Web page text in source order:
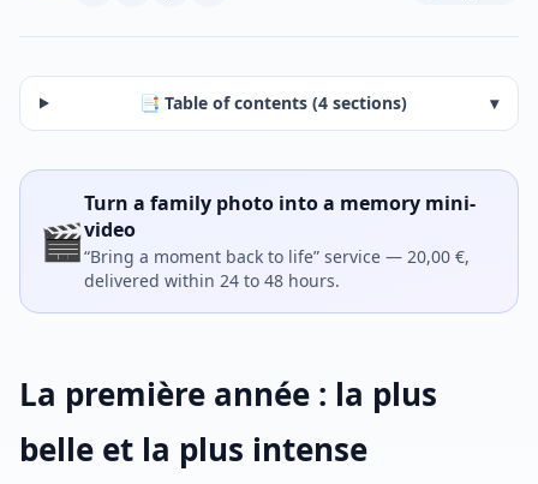
📑 Table of contents (4 sections) ▾
🎬
Turn a family photo into a memory mini-
video
“Bring a moment back to life” service — 20,00 €,
delivered within 24 to 48 hours.
La première année : la plus
belle et la plus intense